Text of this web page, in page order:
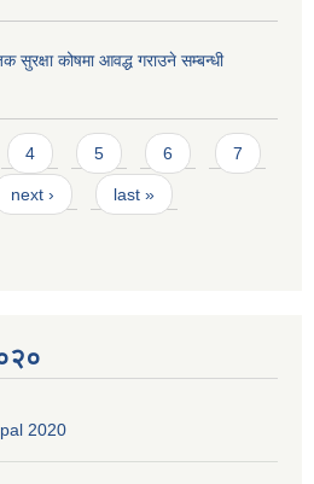
सुरक्षा कोषमा आवद्ध गराउने सम्बन्धी
4 5 6 7
next › last »
2020